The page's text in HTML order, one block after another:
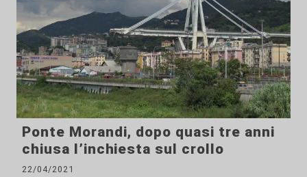
Ponte Morandi, dopo quasi tre anni
chiusa l’inchiesta sul crollo
22/04/2021